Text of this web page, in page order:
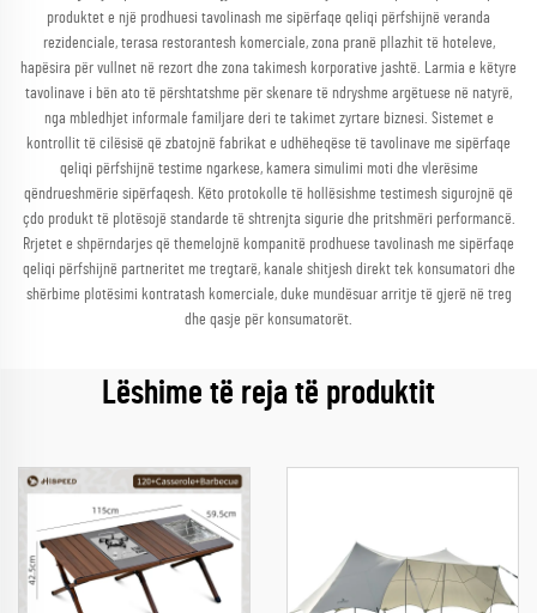
produktet e një prodhuesi tavolinash me sipërfaqe qeliqi përfshijnë veranda
rezidenciale, terasa restorantesh komerciale, zona pranë pllazhit të hoteleve,
hapësira për vullnet në rezort dhe zona takimesh korporative jashtë. Larmia e këtyre
tavolinave i bën ato të përshtatshme për skenare të ndryshme argëtuese në natyrë,
nga mbledhjet informale familjare deri te takimet zyrtare biznesi. Sistemet e
kontrollit të cilësisë që zbatojnë fabrikat e udhëheqëse të tavolinave me sipërfaqe
qeliqi përfshijnë testime ngarkese, kamera simulimi moti dhe vlerësime
qëndrueshmërie sipërfaqesh. Këto protokolle të hollësishme testimesh sigurojnë që
çdo produkt të plotësojë standarde të shtrenjta sigurie dhe pritshmëri performancë.
Rrjetet e shpërndarjes që themelojnë kompanitë prodhuese tavolinash me sipërfaqe
qeliqi përfshijnë partneritet me tregtarë, kanale shitjesh direkt tek konsumatori dhe
shërbime plotësimi kontratash komerciale, duke mundësuar arritje të gjerë në treg
dhe qasje për konsumatorët.
Lëshime të reja të produktit